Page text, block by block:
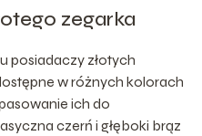
zegarka
posiadaczy złotych
w różnych kolorach
ich do
czerń i głęboki brąz